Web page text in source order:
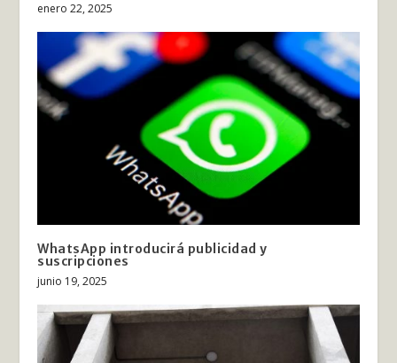
enero 22, 2025
WhatsApp introducirá publicidad y
suscripciones
junio 19, 2025